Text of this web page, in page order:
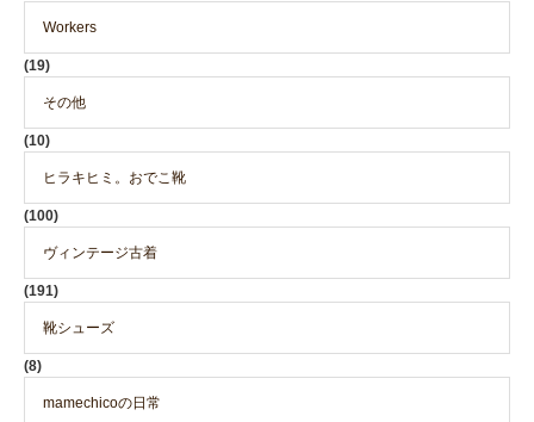
Workers
(19)
その他
(10)
ヒラキヒミ。おでこ靴
(100)
ヴィンテージ古着
(191)
靴シューズ
(8)
mamechicoの日常